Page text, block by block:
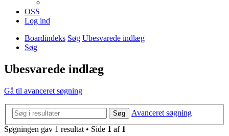
OSS
Log ind
Boardindeks Søg Ubesvarede indlæg
Søg
Ubesvarede indlæg
Gå til avanceret søgning
Søg
Avanceret søgning
Søgningen gav 1 resultat • Side 1 af 1